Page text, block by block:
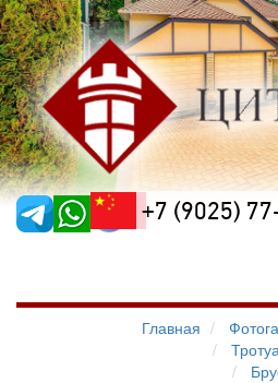
+7 (9025)
Главная